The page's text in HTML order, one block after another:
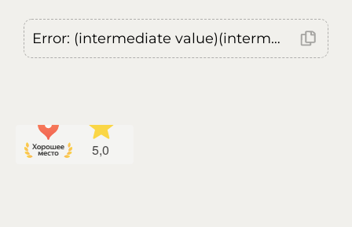
Error: (intermediate value)(intermediate value)(intermediate value).replaceAll is not a function